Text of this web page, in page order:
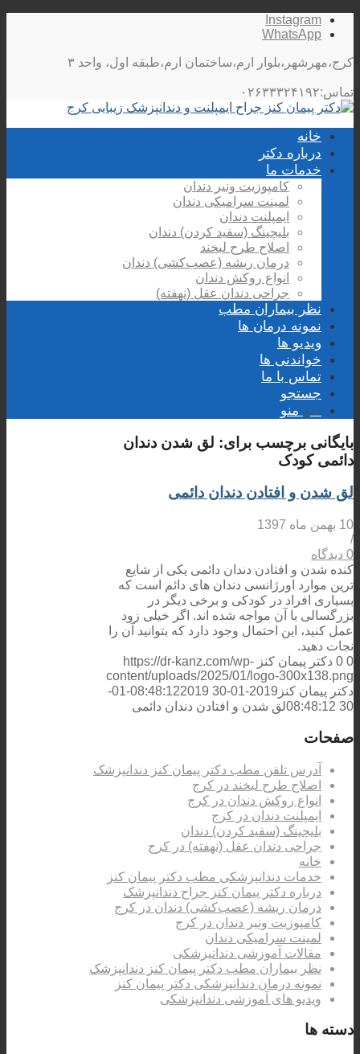
Instagram
WhatsApp
کرج،مهرشهر،بلوار ارم،ساختمان ارم،طبقه اول، واحد ۳
تماس:۰۲۶۳۳۳۲۴۱۹۲
خانه
درباره دکتر
خدمات ما
کامپوزیت ونیر دندان
لمینت سرامیکی دندان
ایمپلنت دندان
بلیچینگ (سفید کردن) دندان
اصلاح طرح لبخند
درمان ریشه (عصب‌کشی) دندان
انواع روکش دندان
جراحی دندان عقل (نهفته)
نظر بیماران مطب
نمونه درمان ها
ویدیو ها
خواندنی ها
تماس با ما
جستجو
منو منو
بایگانی برچسب برای: لق شدن دندان
دائمی کودک
لق شدن و افتادن دندان دائمی
10 بهمن ماه 1397
/
0 دیدگاه
کنده شدن و افتادن دندان دائمی یکی از شایع
ترین موارد اورژانسی دندان های دائم است که
بسیاری افراد در کودکی و برخی دیگر در
بزرگسالی با آن مواجه شده اند. اگر خیلی زود
عمل کنید، این احتمال وجود دارد که بتوانید آن را
نجات دهید.
0
0 دکتر پیمان کنز https://dr-kanz.com/wp-
content/uploads/2025/01/logo-300x138.png
دکتر پیمان کنز 2019-01-30 08:48:12
2019-01-
30 08:48:12
لق شدن و افتادن دندان دائمی
صفحات
آدرس تلفن مطب دکتر پیمان کنز دندانپزشک
اصلاح طرح لبخند در کرج
انواع روکش دندان در کرج
ایمپلنت دندان در کرج
بلیچینگ (سفید کردن) دندان
جراحی دندان عقل (نهفته) در کرج
خانه
خدمات دندانپزشکی مطب دکتر پیمان کنز
درباره دکتر پیمان کنز جراح دندانپزشک
درمان ریشه (عصب‌کشی) دندان در کرج
کامپوزیت ونیر دندان در کرج
لمینت سرامیکی دندان
مقالات آموزشی دندانپزشکی
نظر بیماران مطب دکتر پیمان کنز دندانپزشک
نمونه درمان دندانپزشکی دکتر پیمان کنز
ویدیو های آموزشی دندانپزشکی
دسته ها